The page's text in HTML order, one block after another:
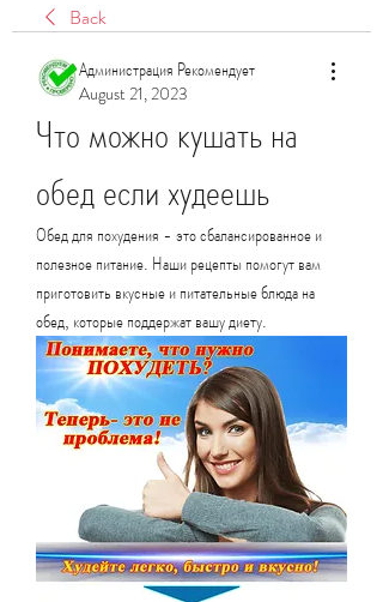
Back
Администрация Рекомендует
August 21, 2023
Что можно кушать на
обед если худеешь
Обед для похудения - это сбалансированное и
полезное питание. Наши рецепты помогут вам
приготовить вкусные и питательные блюда на
обед, которые поддержат вашу диету.